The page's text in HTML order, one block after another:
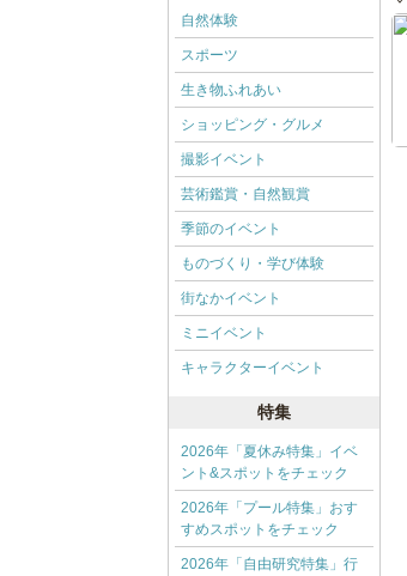
自然体験
スポーツ
生き物ふれあい
ショッピング・グルメ
撮影イベント
芸術鑑賞・自然観賞
季節のイベント
ものづくり・学び体験
街なかイベント
ミニイベント
キャラクターイベント
特集
2026年「夏休み特集」イベ
ント&スポットをチェック
2026年「プール特集」おす
すめスポットをチェック
2026年「自由研究特集」行